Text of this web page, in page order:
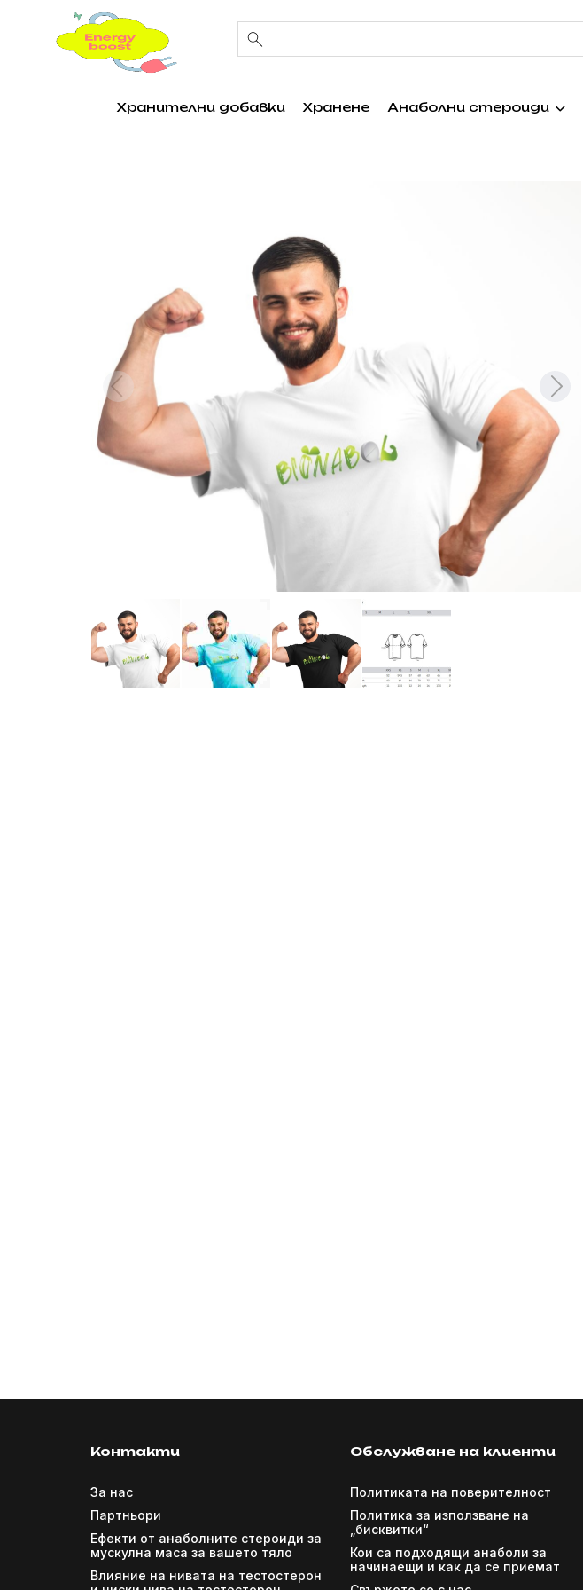
Хранителни добавки Хранене Анаболни стероиди
Контакти
За нас
Партньори
Ефекти от анаболните стероиди за
мускулна маса за вашето тяло
Влияние на нивата на тестостерон
Обслужване на клиенти
Политиката на поверителност
Политика за използване на
„бисквитки“
Кои са подходящи анаболи за
начинаещи и как да се приемат